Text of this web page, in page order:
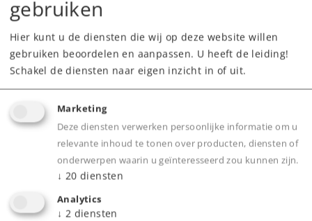
Onderdelen bestellen
Highlights
Nieuw in de reeks Märklin Klassiekers.
Nu de railbus in de klassieke purperrode kleur
gebruiken
Hier kunt u de diensten die wij op deze website willen
gebruiken beoordelen en aanpassen. U heeft de leiding!
Schakel de diensten naar eigen inzicht in of uit.
Marketing
Deze diensten verwerken persoonlijke informatie om u
relevante inhoud te tonen over producten, diensten of
onderwerpen waarin u geïnteresseerd zou kunnen zijn.
↓ 20 diensten
Analytics
↓ 2 diensten